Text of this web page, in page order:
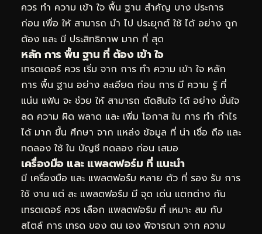
ควร ทำ ความ เข้า ใจ พื้น ฐาน สำคัญ บาง ประการ
ก่อน เพื่อ ให้ สามารถ นำ ไป ประยุกต์ ใช้ ได้ อย่าง ถูก
ต้อง และ มี ประสิทธิภาพ มาก ที่ สุด
หลัก การ พื้น ฐาน ที่ ต้อง เข้า ใจ
เทรดเดอร์ ควร เริ่ม จาก การ ทำ ความ เข้า ใจ หลัก
การ พื้น ฐาน อย่าง ละเอียด ก่อน การ มี ความ รู้ ที่
แน่น แฟ้น จะ ช่วย ให้ สามารถ ตัดสินใจ ได้ อย่าง มั่นใจ
ลด ความ ผิด พลาด และ เพิ่ม โอกาส ใน การ ทำ กำไร
ได้ มาก ขึ้น ศึกษา จาก แหล่ง ข้อมูล ที่ น่า เชื่อ ถือ และ
ทดลอง ใช้ ใน บัญชี ทดลอง ก่อน เสมอ
เครื่องมือ และ แพลตฟอร์ม ที่ แนะนำ
มี เครื่องมือ และ แพลตฟอร์ม หลาย ตัว ที่ รอง รับ การ
ใช้ งาน แต่ ละ แพลตฟอร์ม มี จุด เด่น แตกต่าง กัน
เทรดเดอร์ ควร เลือก แพลตฟอร์ม ที่ เหมาะ สม กับ
สไตล์ การ เทรด ของ ตน เอง พิจารณา จาก ความ